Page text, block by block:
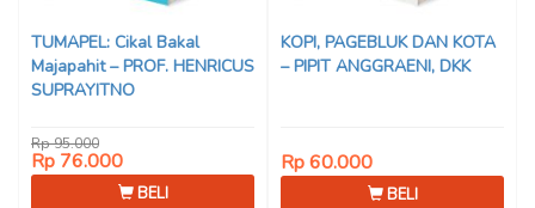
TUMAPEL: Cikal Bakal
Majapahit – PROF. HENRICUS
SUPRAYITNO
Rp 95.000
Rp 76.000
BELI
KOPI, PAGEBLUK DAN KOTA
– PIPIT ANGGRAENI, DKK
Rp 60.000
BELI